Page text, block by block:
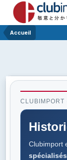
Accueil
CLUBIMPORT
Clubimport